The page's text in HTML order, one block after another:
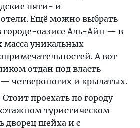
пяти- и
отели. Ещё можно выбрать
оазисе Аль-Айн — в
масса уникальных
А вот
отдан под власть
четвероногих и крылатых.
Стоит проехать по городу
туристическом
дворец шейха и с